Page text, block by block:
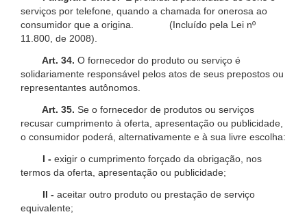
serviços por telefone, quando a chamada for onerosa ao
consumidor que a origina. (Incluído pela Lei nº
11.800, de 2008).
Art. 34. O fornecedor do produto ou serviço é
solidariamente responsável pelos atos de seus prepostos ou
representantes autônomos.
Art. 35. Se o fornecedor de produtos ou serviços
recusar cumprimento à oferta, apresentação ou publicidade,
o consumidor poderá, alternativamente e à sua livre escolha:
I - exigir o cumprimento forçado da obrigação, nos
termos da oferta, apresentação ou publicidade;
II - aceitar outro produto ou prestação de serviço
equivalente;